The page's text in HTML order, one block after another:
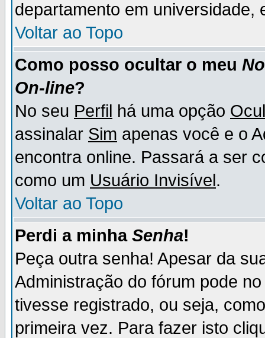
departamento em universidade,
Voltar ao Topo
Como posso ocultar o meu
On-line?
No seu Perfil há uma opção
assinalar Sim apenas você e o
encontra online. Passará a ser
como um Usuário Invisível.
Voltar ao Topo
Perdi a minha Senha!
Peça outra senha! Apesar da
Administração do fórum pode
tivesse registrado, ou seja,
primeira vez. Para fazer isto